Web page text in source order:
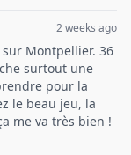
2 weeks ago
Montpellier. 36
surtout une
pour la
le beau jeu, la
me va très bien !